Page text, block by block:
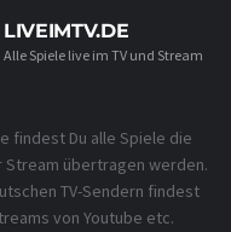
LIVEIMTV.DE
Alle Spiele live im TV und Stream
findest Du alle Spiele die
Stream übertragen werden.
TV-Sendern findest
von Youtube etc.